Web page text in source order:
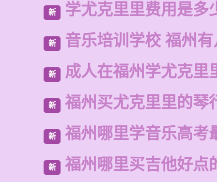
新 学尤克里里费用是多
新 音乐培训学校 福州
新 成人在福州学尤克里
新 福州买尤克里里的琴
新 福州哪里学音乐高考
新 福州哪里买吉他好点